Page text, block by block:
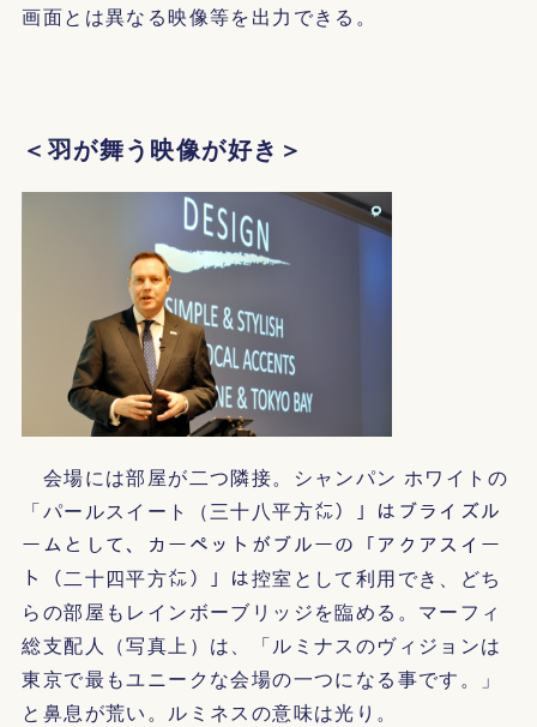
画面とは異なる映像等を出力できる。
＜羽が舞う映像が好き＞
会場には部屋が二つ隣接。シャンパン ホワイトの
「パールスイート（三十八平方㍍）」はブライズル
ームとして、カーペットがブルーの「アクアスイー
ト（二十四平方㍍）」は控室として利用でき、どち
らの部屋もレインボーブリッジを臨める。マーフィ
総支配人（写真上）は、「ルミナスのヴィジョンは
東京で最もユニークな会場の一つになる事です。」
と鼻息が荒い。ルミネスの意味は光り。